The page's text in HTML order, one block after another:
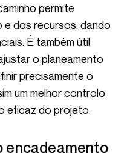
permite
dos recursos, dando
É também útil
o planeamento
precisamente o
um melhor controlo
eficaz do projeto.